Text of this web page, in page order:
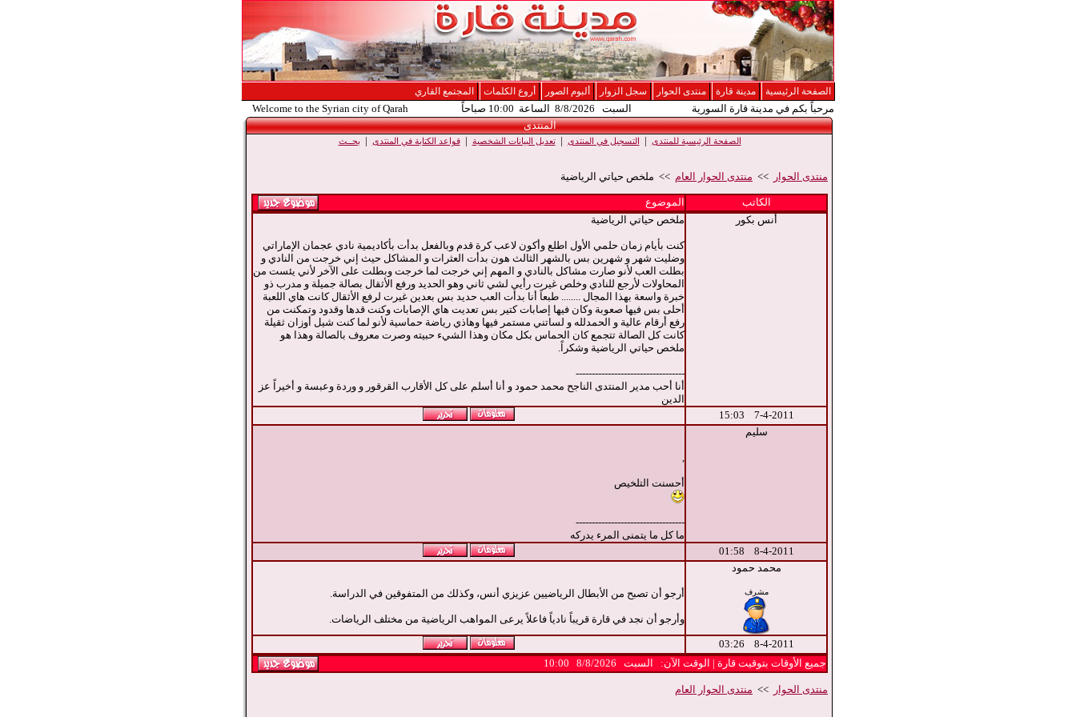
الصفحة الرئيسية مدينة قارة منتدى الحوار سجل الزوار ألبوم الصور أروع الكلمات المجتمع القاري
مرحباً بكم في مدينة قارة السورية السبت 8/8/2026 الساعة 10:00 صباحاً
Welcome to the Syrian city of Qarah
المنتدى
الصفحة الرئيسية للمنتدى | التسجيل في المنتدى |تعديل البيانات الشخصية |قواعد الكتابة في المنتدى | بحــث
منتدى الحوار >> منتدى الحوار العام >> ملخص حياتي الرياضية
الكاتب
الموضوع
أنس بكور
ملخص حياتي الرياضية
كنت بأيام زمان حلمي الأول اطلع وأكون لاعب كرة قدم وبالفعل بدأت بأكاديمية نادي عجمان الإماراتي
وضليت شهر و شهرين بس بالشهر الثالث هون بدأت العثرات و المشاكل حيث إني خرجت من النادي و
بطلت العب لأنو صارت مشاكل بالنادي و المهم إني خرجت لما خرجت وبطلت على الآخر لأني يئست من
المحاولات لأرجع للنادي وخلص غيرت رأيي لشي ثاني وهو الحديد ورفع الأثقال بصالة جميلة و مدرب ذو
خبرة واسعة بهذا المجال ........ طبعاً أنا بدأت العب حديد بس بعدين غيرت لرفع الأثقال كانت هاي اللعبة
أحلى بس فيها صعوبة وكان فيها إصابات كتير بس تعديت هاي الإصابات وكنت قدها وقدود وتمكنت من
رفع أرقام عالية و الحمدلله و لساتني مستمر فيها وهاذي رياضة حماسية لأنو لما كنت شيل أوزان ثقيلة
كانت كل الصالة تتجمع كان الحماس بكل مكان وهذا الشيء حبيته وصرت معروف بالصالة وهذا هو
ملخص حياتي الرياضية وشكراً.
----------------------------------
أنا أحب مدير المنتدى الناجح محمد حمود و أنا أسلم على كل الأقارب القرقور و وردة وعبسة و أخيراً عز
الدين
7-4-2011 15:03
سليم
,
أحسنت التلخيص
----------------------------------
ما كل ما يتمنى المرء يدركه
8-4-2011 01:58
محمد حمود
مشرف أرجو أن تصبح من الأبطال الرياضيين عزيزي أنس، وكذلك من المتفوقين في الدراسة.
وأرجو أن نجد في قارة قريباً نادياً فاعلاً يرعى المواهب الرياضية من مختلف الرياضات.
8-4-2011 03:26
جميع الأوقات بتوقيت قارة | الوقت الآن: السبت 8/8/2026 10:00
منتدى الحوار >> منتدى الحوار العام